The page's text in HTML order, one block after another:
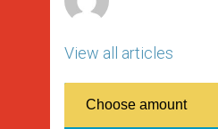
View all articles